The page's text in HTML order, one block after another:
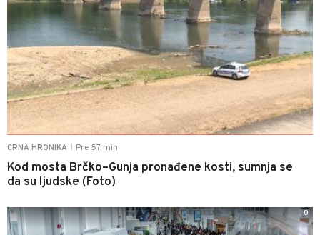
CRNA HRONIKA Pre 57 min
Kod mosta Brčko–Gunja pronađene kosti, sumnja se
da su ljudske (Foto)
0